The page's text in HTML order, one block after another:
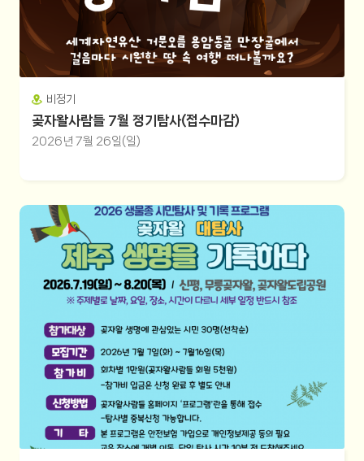
비정기
곶자왈사람들 7월 정기탐사(접수마감)
2026년 7월 26일(일)